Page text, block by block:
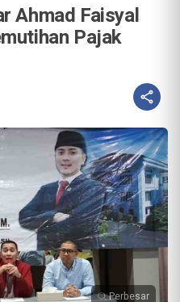
Ahmad Faisyal
Pajak
Perbesar